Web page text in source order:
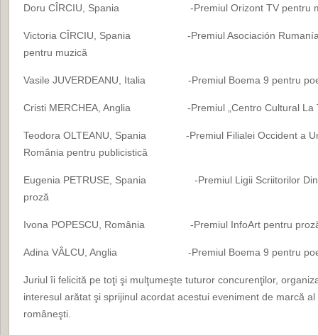
Doru CÎRCIU, Spania -Premiul Orizont TV pentru
Victoria CÎRCIU, Spania -Premiul Asociación Rumanía
pentru muzică
Vasile JUVERDEANU, Italia -Premiul Boema 9 pentru
Cristi MERCHEA, Anglia -Premiul „Centro Cultural La
Teodora OLTEANU, Spania -Premiul Filialei Occident a
România pentru publicistică
Eugenia PETRUSE, Spania -Premiul Ligii Scriitorilor Din
proză
Ivona POPESCU, România -Premiul InfoArt pentru
Adina VÂLCU, Anglia -Premiul Boema 9 pentru
Juriul îi felicită pe toţi şi mulţumeşte tuturor concurenţilor,
interesul arătat şi sprijinul acordat acestui eveniment de marcă
româneşti.